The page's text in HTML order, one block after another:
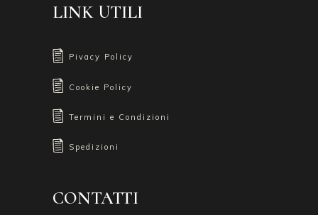
LINK UTILI
Pivacy Policy
Cookie Policy
Termini e Condizioni
Spedizioni
CONTATTI